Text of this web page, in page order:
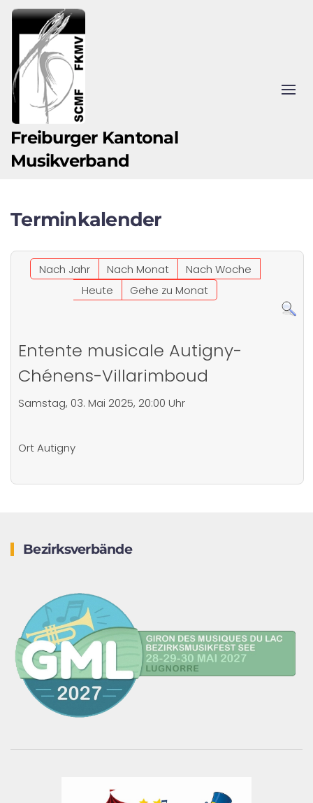
Zum Hauptinhalt springen
Freiburger Kantonal
Musikverband
Terminkalender
Nach Jahr Nach Monat
Nach Woche
Heute
Gehe zu Monat
Entente musicale Autigny-
Chénens-Villarimboud
Samstag, 03. Mai 2025, 20:00 Uhr
OrtAutigny
Bezirksverbände